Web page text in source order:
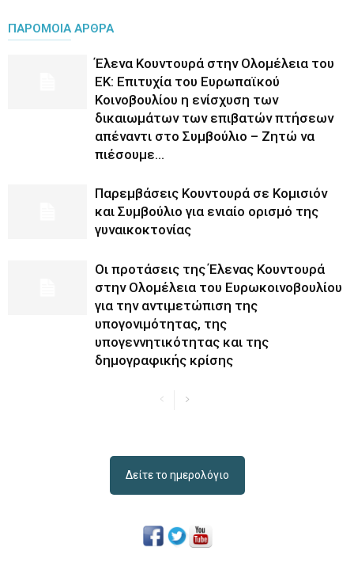
ΠΑΡΟΜΟΙΑ ΑΡΘΡΑ
Έλενα Κουντουρά στην Ολομέλεια του
ΕΚ: Επιτυχία του Ευρωπαϊκού
Κοινοβουλίου η ενίσχυση των
δικαιωμάτων των επιβατών πτήσεων
απέναντι στο Συμβούλιο – Ζητώ να
πιέσουμε...
Παρεμβάσεις Κουντουρά σε Κομισιόν
και Συμβούλιο για ενιαίο ορισμό της
γυναικοκτονίας
Οι προτάσεις της Έλενας Κουντουρά
στην Ολομέλεια του Ευρωκοινοβουλίου
για την αντιμετώπιση της
υπογονιμότητας, της
υπογεννητικότητας και της
δημογραφικής κρίσης
Δείτε το ημερολόγιο